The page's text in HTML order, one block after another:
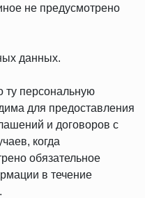
не предусмотрено
данных.
ту персональную
для предоставления
и договоров с
когда
обязательное
в течение